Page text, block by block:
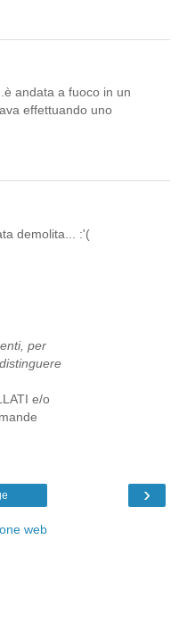
andata a fuoco in un
effettuando uno
demolita... :'(
per
e/o
›
web